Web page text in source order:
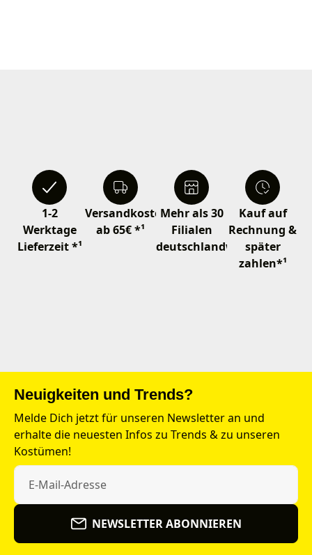
1-2
Werktage
Lieferzeit *¹
Versandkostenfrei
ab 65€ *¹
Mehr als 30
Filialen
deutschlandweit
Kauf auf
Rechnung &
später
zahlen*¹
Neuigkeiten und Trends?
Melde Dich jetzt für unseren Newsletter an und
erhalte die neuesten Infos zu Trends & zu unseren
Kostümen!
NEWSLETTER ABONNIEREN